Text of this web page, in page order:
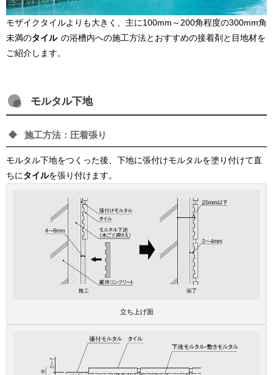
モザイクタイルよりも大きく、主に100mm～200角程度の300mm角
未満のタイル の浴槽内への施工方法とおすすめの接着剤と目地材を
ご紹介します。
モルタル下地
施工方法：圧着張り
モルタル下地をつくった後、下地に張付けモルタルを塗り付けて直
ちに タイルを張り付けます。
立ち上げ面